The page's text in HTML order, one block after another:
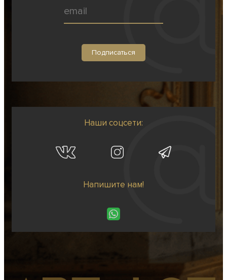
Наши соцсети:
Напишите нам!